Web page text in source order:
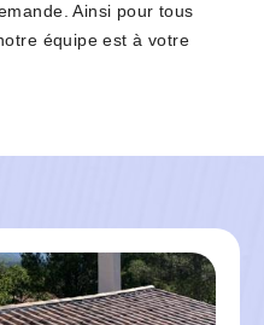
Ainsi pour tous
équipe est à votre